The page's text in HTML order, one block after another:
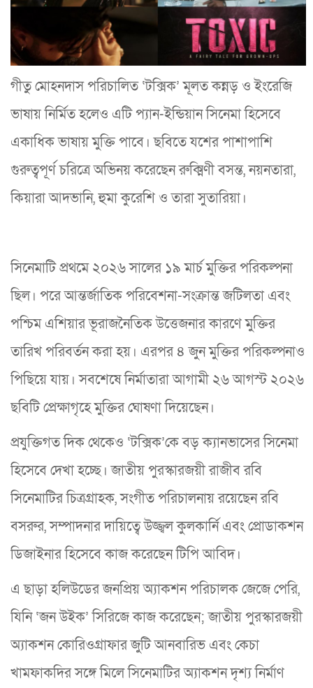
গীতু মোহনদাস পরিচালিত ‘টক্সিক’ মূলত কন্নড় ও ইংরেজি
ভাষায় নির্মিত হলেও এটি প্যান-ইন্ডিয়ান সিনেমা হিসেবে
একাধিক ভাষায় মুক্তি পাবে। ছবিতে যশের পাশাপাশি
গুরুত্বপূর্ণ চরিত্রে অভিনয় করেছেন রুক্মিণী বসন্ত, নয়নতারা,
কিয়ারা আদভানি, হুমা কুরেশি ও তারা সুতারিয়া।
সিনেমাটি প্রথমে ২০২৬ সালের ১৯ মার্চ মুক্তির পরিকল্পনা
ছিল। পরে আন্তর্জাতিক পরিবেশনা-সংক্রান্ত জটিলতা এবং
পশ্চিম এশিয়ার ভূরাজনৈতিক উত্তেজনার কারণে মুক্তির
তারিখ পরিবর্তন করা হয়। এরপর ৪ জুন মুক্তির পরিকল্পনাও
পিছিয়ে যায়। সবশেষে নির্মাতারা আগামী ২৬ আগস্ট ২০২৬
ছবিটি প্রেক্ষাগৃহে মুক্তির ঘোষণা দিয়েছেন।
প্রযুক্তিগত দিক থেকেও ‘টক্সিক’কে বড় ক্যানভাসের সিনেমা
হিসেবে দেখা হচ্ছে। জাতীয় পুরস্কারজয়ী রাজীব রবি
সিনেমাটির চিত্রগ্রাহক, সংগীত পরিচালনায় রয়েছেন রবি
বসরুর, সম্পাদনার দায়িত্বে উজ্জ্বল কুলকার্নি এবং প্রোডাকশন
ডিজাইনার হিসেবে কাজ করেছেন টিপি আবিদ।
এ ছাড়া হলিউডের জনপ্রিয় অ্যাকশন পরিচালক জেজে পেরি,
যিনি ‘জন উইক’ সিরিজে কাজ করেছেন; জাতীয় পুরস্কারজয়ী
অ্যাকশন কোরিওগ্রাফার জুটি আনবারিভ এবং কেচা
খামফাকদির সঙ্গে মিলে সিনেমাটির অ্যাকশন দৃশ্য নির্মাণ